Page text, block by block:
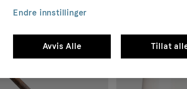
Avvis Alle Tillat
Endre innstillinger